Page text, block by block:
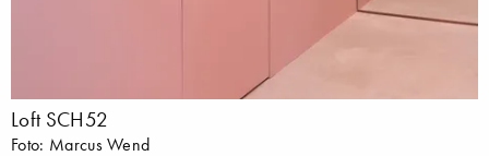
Loft SCH52
Foto: Marcus Wend